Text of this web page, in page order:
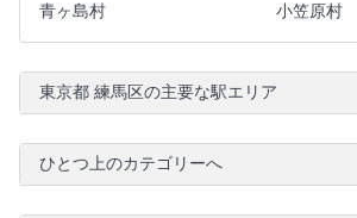
青ヶ島村
小笠原村
東京都 練馬区の主要な駅エリア
ひとつ上のカテゴリーへ